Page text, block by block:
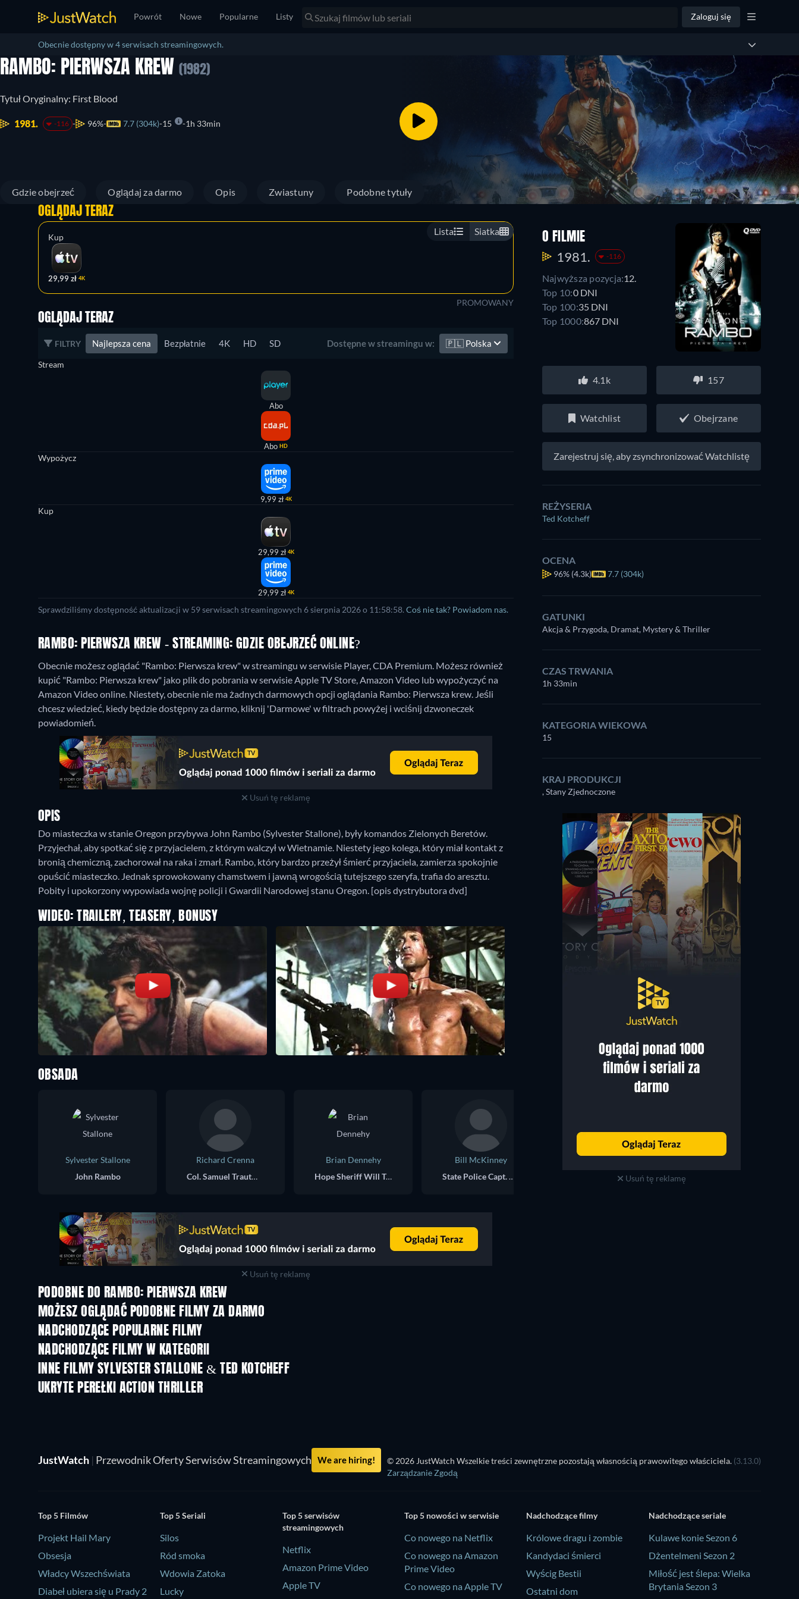
Powrót Nowe Popularne Listy Zaloguj się
Obecnie dostępny w 4 serwisach streamingowych.
RAMBO: PIERWSZA KREW (1982)
Tytuł Oryginalny: First Blood
1981. -116 96% 7.7 (304k) 15 1h 33min
Gdzie obejrzeć Oglądaj za darmo Opis Zwiastuny Podobne tytuły
Lista Siatka
OGLĄDAJ TERAZ
Kup
29,99 zł 4K
PROMOWANY
OGLĄDAJ TERAZ
FILTRY Najlepsza cena Bezpłatnie 4K HD SD Dostępne w streamingu w: 🇵🇱 Polska
Stream
Abo
Abo HD
Wypożycz
9,99 zł 4K
Kup
29,99 zł 4K
29,99 zł 4K
Sprawdziliśmy dostępność aktualizacji w 59 serwisach streamingowych 6 sierpnia 2026 o 11:58:58. Coś nie tak? Powiadom nas.
RAMBO: PIERWSZA KREW - STREAMING: GDZIE OBEJRZEĆ ONLINE?
Obecnie możesz oglądać "Rambo: Pierwsza krew" w streamingu w serwisie Player, CDA Premium. Możesz również
kupić "Rambo: Pierwsza krew" jako plik do pobrania w serwisie Apple TV Store, Amazon Video lub wypożyczyć na
Amazon Video online. Niestety, obecnie nie ma żadnych darmowych opcji oglądania Rambo: Pierwsza krew. Jeśli
chcesz wiedzieć, kiedy będzie dostępny za darmo, kliknij 'Darmowe' w filtrach powyżej i wciśnij dzwoneczek
powiadomień.
Usuń tę reklamę
OPIS
Do miasteczka w stanie Oregon przybywa John Rambo (Sylvester Stallone), były komandos Zielonych Beretów.
Przyjechał, aby spotkać się z przyjacielem, z którym walczył w Wietnamie. Niestety jego kolega, który miał kontakt z
bronią chemiczną, zachorował na raka i zmarł. Rambo, który bardzo przeżył śmierć przyjaciela, zamierza spokojnie
opuścić miasteczko. Jednak sprowokowany chamstwem i jawną wrogością tutejszego szeryfa, trafia do aresztu.
Pobity i upokorzony wypowiada wojnę policji i Gwardii Narodowej stanu Oregon. [opis dystrybutora dvd]
WIDEO: TRAILERY, TEASERY, BONUSY
O FILMIE
1981. -116
Najwyższa pozycja:12.
Top 10:0 DNI
Top 100:35 DNI
Top 1000:867 DNI
4.1k 157
Watchlist Obejrzane
Zarejestruj się, aby zsynchronizować Watchlistę
REŻYSERIA
Ted Kotcheff
OCENA
96% (4.3k) 7.7 (304k)
GATUNKI
Akcja & Przygoda, Dramat, Mystery & Thriller
CZAS TRWANIA
1h 33min
KATEGORIA WIEKOWA
15
KRAJ PRODUKCJI
, Stany Zjednoczone
Usuń tę reklamę
OBSADA
Sylvester Stallone
John Rambo
Richard Crenna
Col. Samuel Trautman
Brian Dennehy
Hope Sheriff Will Teasle
Bill McKinney
State Police Capt. Dave Kern
Deputy Sgt. Arthur Galt
Usuń tę reklamę
PODOBNE DO RAMBO: PIERWSZA KREW
MOŻESZ OGLĄDAĆ PODOBNE FILMY ZA DARMO
NADCHODZĄCE POPULARNE FILMY
NADCHODZĄCE FILMY W KATEGORII
INNE FILMY SYLVESTER STALLONE & TED KOTCHEFF
UKRYTE PEREŁKI ACTION THRILLER
JustWatch | Przewodnik Oferty Serwisów Streamingowych We are hiring! © 2026 JustWatch Wszelkie treści zewnętrzne pozostają własnością prawowitego właściciela. (3.13.0)
Zarządzanie Zgodą
Top 5 Filmów
Projekt Hail Mary
Obsesja
Władcy Wszechświata
Diabeł ubiera się u Prady 2
Top 5 Seriali
Silos
Ród smoka
Wdowia Zatoka
Lucky
Top 5 serwisów
streamingowych
Netflix
Amazon Prime Video
Apple TV
Top 5 nowości w serwisie
Co nowego na Netflix
Co nowego na Amazon
Prime Video
Co nowego na Apple TV
Nadchodzące filmy
Królowe dragu i zombie
Kandydaci śmierci
Wyścig Bestii
Ostatni dom
Nadchodzące seriale
Kulawe konie Sezon 6
Dżentelmeni Sezon 2
Miłość jest ślepa: Wielka
Brytania Sezon 3